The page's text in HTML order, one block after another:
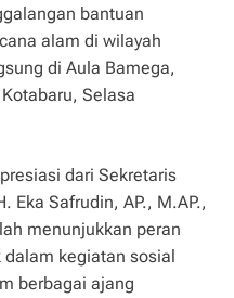
bantuan
alam di wilayah
di Aula Bamega,
Selasa
dari Sekretaris
Eka Safrudin, AP., M.AP.,
menunjukkan peran
kegiatan sosial
berbagai ajang